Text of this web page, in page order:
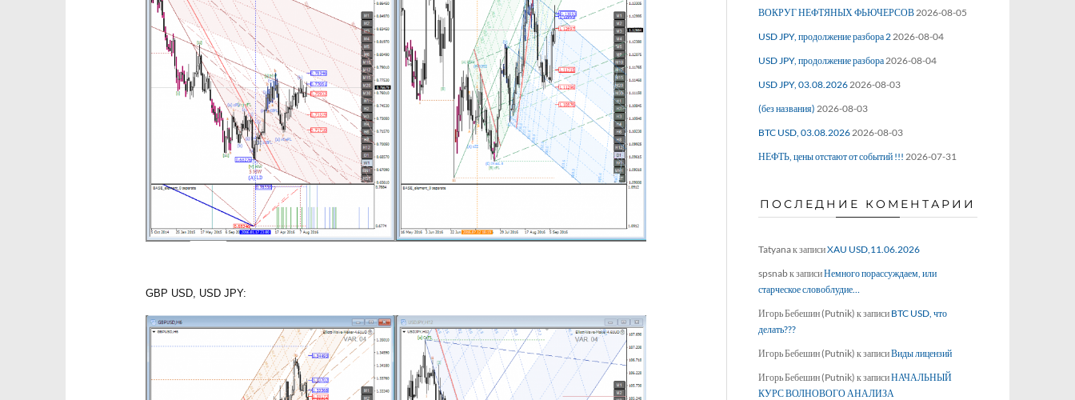
GBP USD, USD JPY:
ВОКРУГ НЕФТЯНЫХ ФЬЮЧЕРСОВ2026-08-05
USD JPY, продолжение разбора 22026-08-04
USD JPY, продолжение разбора2026-08-04
USD JPY, 03.08.20262026-08-03
(без названия) 2026-08-03
BTC USD, 03.08.20262026-08-03
НЕФТЬ, цены отстают от событий !!! 2026-07-31
ПОСЛЕДНИЕ КОМЕНТАРИИ
Tatyanaк записиXAU USD,11.06.2026
spsnabк записиНемного порассуждаем, или
старческое словоблудие…
Игорь Бебешин (Putnik) к записи BTC USD, что
делать???
Игорь Бебешин (Putnik) к записиВиды лицензий
Игорь Бебешин (Putnik) к записиНАЧАЛЬНЫЙ
КУРС ВОЛНОВОГО АНАЛИЗА